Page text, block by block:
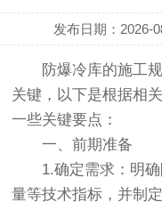
发布日期：2026-
防爆冷库的施工
关键，以下是根据相
一些关键要点：
一、前期准备
1.确定需求：明确
量等技术指标，并制